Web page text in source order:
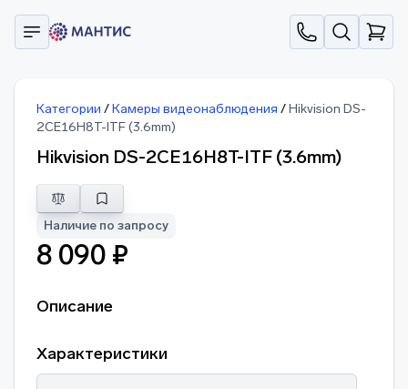
Категории /Камеры видеонаблюдения /Hikvision DS-
2CE16H8T-ITF (3.6mm)
Hikvision DS-2CE16H8T-ITF (3.6mm)
Наличие по запросу
8 090 ₽
Описание
Характеристики